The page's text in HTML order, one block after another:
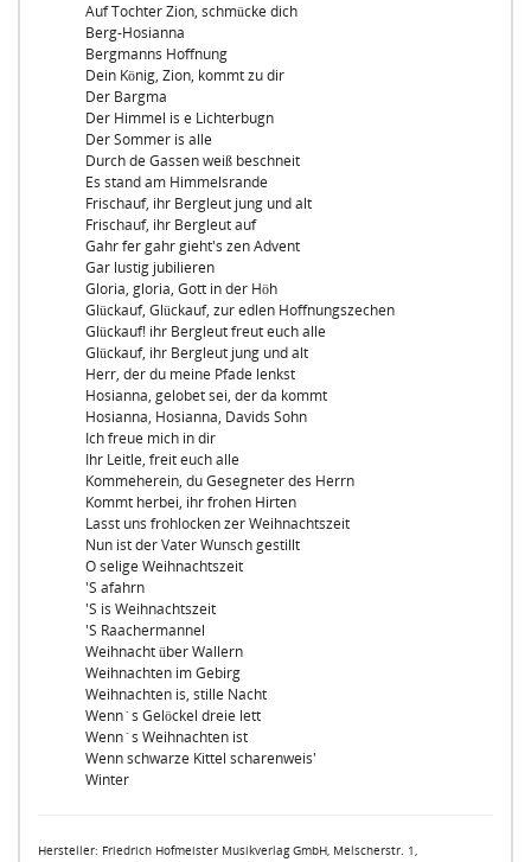
Auf Tochter Zion, schmücke dich
Berg-Hosianna
Bergmanns Hoffnung
Dein König, Zion, kommt zu dir
Der Bargma
Der Himmel is e Lichterbugn
Der Sommer is alle
Durch de Gassen weiß beschneit
Es stand am Himmelsrande
Frischauf, ihr Bergleut jung und alt
Frischauf, ihr Bergleut auf
Gahr fer gahr gieht's zen Advent
Gar lustig jubilieren
Gloria, gloria, Gott in der Höh
Glückauf, Glückauf, zur edlen Hoffnungszechen
Glückauf! ihr Bergleut freut euch alle
Glückauf, ihr Bergleut jung und alt
Herr, der du meine Pfade lenkst
Hosianna, gelobet sei, der da kommt
Hosianna, Hosianna, Davids Sohn
Ich freue mich in dir
Ihr Leitle, freit euch alle
Kommeherein, du Gesegneter des Herrn
Kommt herbei, ihr frohen Hirten
Lasst uns frohlocken zer Weihnachtszeit
Nun ist der Vater Wunsch gestillt
O selige Weihnachtszeit
'S afahrn
'S is Weihnachtszeit
'S Raachermannel
Weihnacht über Wallern
Weihnachten im Gebirg
Weihnachten is, stille Nacht
Wenn`s Gelöckel dreie lett
Wenn`s Weihnachten ist
Wenn schwarze Kittel scharenweis'
Winter
Hersteller: Friedrich Hofmeister Musikverlag GmbH, Melscherstr. 1,